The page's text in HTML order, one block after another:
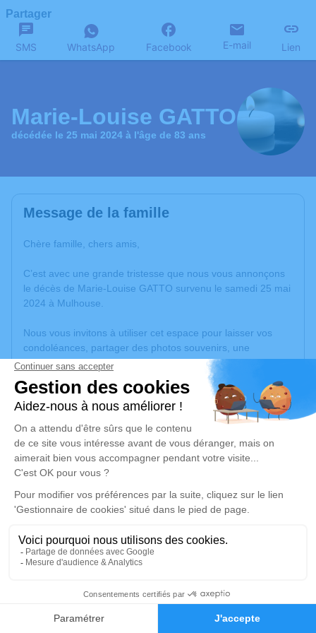
Faire-part Hommages
Partager
SMS WhatsApp Facebook E-mail Lien
Marie-Louise GATTO
décédée le 25 mai 2024 à l'âge de 83 ans
Message de la famille
Chère famille, chers amis,
C’est avec une grande tristesse que nous vous annonçons
le décès de Marie-Louise GATTO survenu le samedi 25 mai
2024 à Mulhouse.
Nous vous invitons à utiliser cet espace pour laisser vos
condoléances, partager des photos souvenirs, une
anecdote ou exprimer vos pensées à travers des poèmes
ou des textes. Cet endroit est un lieu d'expression dédié à
honorer la mémoire de Marie-Louise GATTO.
Un service de plantation d’arbre hommage estdisponible
vendredi 31 mai 2024 à 10h30
Église Sainte Marie de Mulhouse
13 rue du Couvent